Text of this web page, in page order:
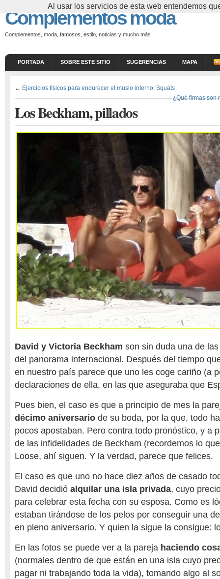
Complementos moda
Complementos, moda, famosos, estilo, noticias y mucho más
PORTADA SOBRE ESTE SITIO SUGERENCIAS MAPA
← Ejercicios físicos para endurecer el muslo interno: Squats
¿Qué firmas son
Los Beckham, pillados
David y Victoria Beckham son sin duda una de
del panorama internacional. Después del tiempo
en nuestro país parece que uno les coge cariño (a
declaraciones de ella, en las que aseguraba que
Pues bien, el caso es que a principio de mes la
décimo aniversario de su boda, por la que, todo
pocos apostaban. Pero contra todo pronóstico, y a
de las infidelidades de Beckham (recordemos lo
Loose, ahí siguen. Y la verdad, parece que felices.
El caso es que uno no hace diez años de casado
David decidió alquilar una isla privada, cuyo
para celebrar esta fecha con su esposa. Como es
estaban tirándose de los pelos por conseguir una
en pleno aniversario. Y quien la sigue la consigue:
En las fotos se puede ver a la pareja haciendo
(normales dentro de que están en una isla cuyo
pagar ni trabajando toda la vida), tomando algo al
Al usar los servicios de esta web entendemos